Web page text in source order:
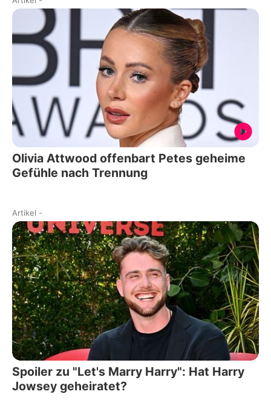
Olivia Attwood offenbart Petes geheime
Gefühle nach Trennung
Artikel -
Spoiler zu "Let's Marry Harry": Hat Harry
Jowsey geheiratet?